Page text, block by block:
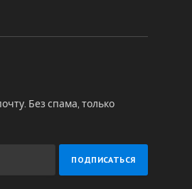
Без спама, только